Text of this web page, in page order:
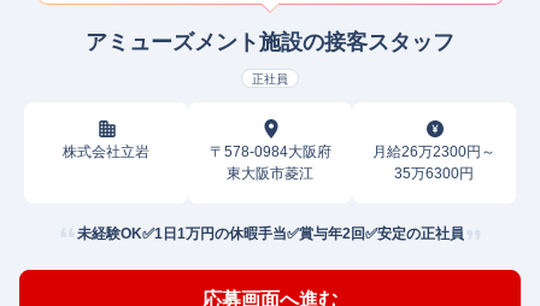
アミューズメント施設の接客スタッフ
正社員
株式会社立岩
〒578-0984大阪府
東大阪市菱江
月給26万2300円～
35万6300円
未経験OK✅1日1万円の休暇手当✅賞与年2回✅安定の正社員
応募画面へ進む